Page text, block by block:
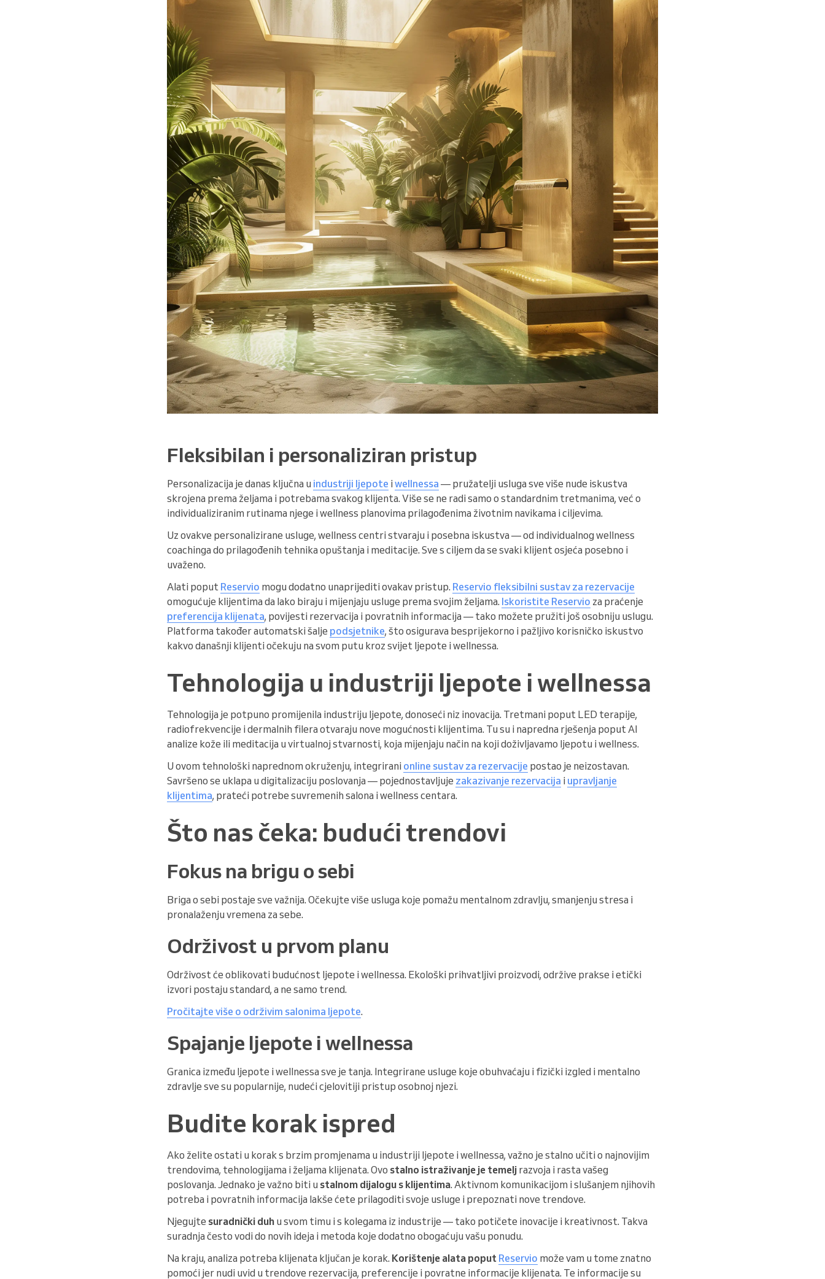
Fleksibilan i personaliziran pristup
Personalizacija je danas ključna u industriji ljepote i wellnessa — pružatelji usluga sve više nude iskustva
skrojena prema željama i potrebama svakog klijenta. Više se ne radi samo o standardnim tretmanima, već o
individualiziranim rutinama njege i wellness planovima prilagođenima životnim navikama i ciljevima.
Uz ovakve personalizirane usluge, wellness centri stvaraju i posebna iskustva — od individualnog wellness
coachinga do prilagođenih tehnika opuštanja i meditacije. Sve s ciljem da se svaki klijent osjeća posebno i
uvaženo.
Alati poput Reservio mogu dodatno unaprijediti ovakav pristup. Reservio fleksibilni sustav za rezervacije
omogućuje klijentima da lako biraju i mijenjaju usluge prema svojim željama. Iskoristite Reservio za praćenje
preferencija klijenata, povijesti rezervacija i povratnih informacija — tako možete pružiti još osobniju uslugu.
Platforma također automatski šalje podsjetnike, što osigurava besprijekorno i pažljivo korisničko iskustvo
kakvo današnji klijenti očekuju na svom putu kroz svijet ljepote i wellnessa.
Tehnologija u industriji ljepote i wellnessa
Tehnologija je potpuno promijenila industriju ljepote, donoseći niz inovacija. Tretmani poput LED terapije,
radiofrekvencije i dermalnih filera otvaraju nove mogućnosti klijentima. Tu su i napredna rješenja poput AI
analize kože ili meditacija u virtualnoj stvarnosti, koja mijenjaju način na koji doživljavamo ljepotu i wellness.
U ovom tehnološki naprednom okruženju, integrirani online sustav za rezervacije postao je neizostavan.
Savršeno se uklapa u digitalizaciju poslovanja — pojednostavljuje zakazivanje rezervacija i upravljanje
klijentima, prateći potrebe suvremenih salona i wellness centara.
Što nas čeka: budući trendovi
Fokus na brigu o sebi
Briga o sebi postaje sve važnija. Očekujte više usluga koje pomažu mentalnom zdravlju, smanjenju stresa i
pronalaženju vremena za sebe.
Održivost u prvom planu
Održivost će oblikovati budućnost ljepote i wellnessa. Ekološki prihvatljivi proizvodi, održive prakse i etički
izvori postaju standard, a ne samo trend.
Pročitajte više o održivim salonima ljepote.
Spajanje ljepote i wellnessa
Granica između ljepote i wellnessa sve je tanja. Integrirane usluge koje obuhvaćaju i fizički izgled i mentalno
zdravlje sve su popularnije, nudeći cjelovitiji pristup osobnoj njezi.
Budite korak ispred
Ako želite ostati u korak s brzim promjenama u industriji ljepote i wellnessa, važno je stalno učiti o najnovijim
trendovima, tehnologijama i željama klijenata. Ovo stalno istraživanje je temelj razvoja i rasta vašeg
poslovanja. Jednako je važno biti u stalnom dijalogu s klijentima. Aktivnom komunikacijom i slušanjem njihovih
potreba i povratnih informacija lakše ćete prilagoditi svoje usluge i prepoznati nove trendove.
Njegujte suradnički duh u svom timu i s kolegama iz industrije — tako potičete inovacije i kreativnost. Takva
suradnja često vodi do novih ideja i metoda koje dodatno obogaćuju vašu ponudu.
Na kraju, analiza potreba klijenata ključan je korak. Korištenje alata poput Reservio može vam u tome znatno
pomoći jer nudi uvid u trendove rezervacija, preferencije i povratne informacije klijenata. Te informacije su